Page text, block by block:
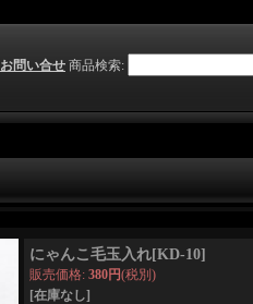
お問い合せ 商品検索:
にゃんこ毛玉入れ[KD-10]
販売価格: 380円(税別)
[在庫なし]